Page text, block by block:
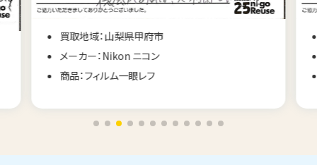
買取地域：山梨県甲府市
メーカー：Nikon ニコン
商品：フィルム一眼レフ